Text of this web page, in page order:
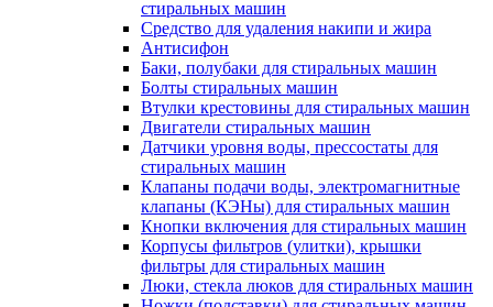
стиральных машин
Средство для удаления накипи и жира
Антисифон
Баки, полубаки для стиральных машин
Болты стиральных машин
Втулки крестовины для стиральных машин
Двигатели стиральных машин
Датчики уровня воды, прессостаты для
стиральных машин
Клапаны подачи воды, электромагнитные
клапаны (КЭНы) для стиральных машин
Кнопки включения для стиральных машин
Корпусы фильтров (улитки), крышки
фильтры для стиральных машин
Люки, стекла люков для стиральных машин